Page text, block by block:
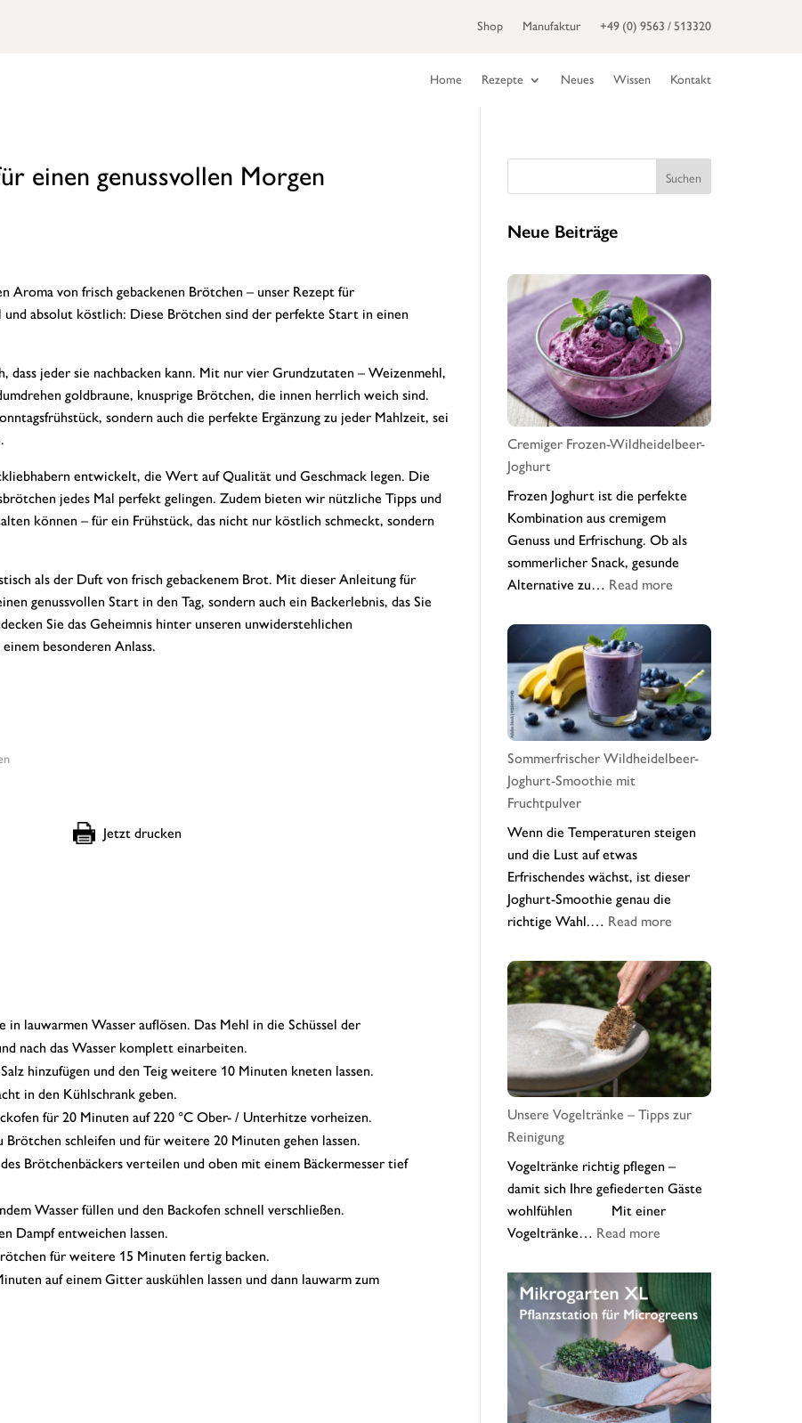
Shop Manufaktur +49 (0) 9563 / 513320
Home Rezepte Neues Wissen Kontakt
einen genussvollen Morgen
Aroma von frisch gebackenen Brötchen – unser Rezept für
und absolut köstlich: Diese Brötchen sind der perfekte Start in einen
dass jeder sie nachbacken kann. Mit nur vier Grundzutaten – Weizenmehl,
goldbraune, knusprige Brötchen, die innen herrlich weich sind.
sondern auch die perfekte Ergänzung zu jeder Mahlzeit, sei
entwickelt, die Wert auf Qualität und Geschmack legen. Die
jedes Mal perfekt gelingen. Zudem bieten wir nützliche Tipps und
können – für ein Frühstück, das nicht nur köstlich schmeckt, sondern
als der Duft von frisch gebackenem Brot. Mit dieser Anleitung für
genussvollen Start in den Tag, sondern auch ein Backerlebnis, das Sie
Sie das Geheimnis hinter unseren unwiderstehlichen
besonderen Anlass.
lauwarmen Wasser auflösen. Das Mehl in die Schüssel der
nach das Wasser komplett einarbeiten.
hinzufügen und den Teig weitere 10 Minuten kneten lassen.
in den Kühlschrank geben.
für 20 Minuten auf 220 °C Ober- / Unterhitze vorheizen.
schleifen und für weitere 20 Minuten gehen lassen.
Brötchenbäckers verteilen und oben mit einem Bäckermesser tief
Wasser füllen und den Backofen schnell verschließen.
Dampf entweichen lassen.
für weitere 15 Minuten fertig backen.
auf einem Gitter auskühlen lassen und dann lauwarm zum
Suchen
Neue Beiträge
Cremiger Frozen-Wildheidelbeer-
Joghurt
Frozen Joghurt ist die perfekte
Kombination aus cremigem
Genuss und Erfrischung. Ob als
sommerlicher Snack, gesunde
Alternative zu… Read more:
Frozen-
Joghurt
Sommerfrischer Wildheidelbeer-
Joghurt-Smoothie mit
Fruchtpulver
Wenn die Temperaturen steigen
und die Lust auf etwas
Erfrischendes wächst, ist dieser
Joghurt-Smoothie genau die
richtige Wahl.… Read more:
Wildheidelbeer-
Joghurt-
Smoothie
mit
Fruchtpulver
Unsere Vogeltränke – Tipps zur
Reinigung
Vogeltränke richtig pflegen –
damit sich Ihre gefiederten Gäste
wohlfühlen Mit einer
Vogeltränke… Read more:
Vogeltränke
–
Tipps
zur
Reinigung